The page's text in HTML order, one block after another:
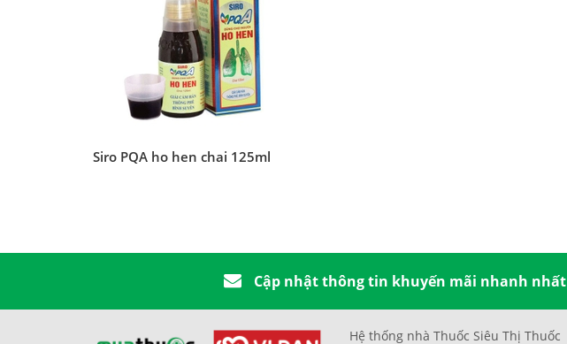
Siro PQA ho hen chai 125ml
Cập nhật thông tin khuyến mãi nhanh nhất
Hệ thống nhà Thuốc Siêu Thị Thuốc